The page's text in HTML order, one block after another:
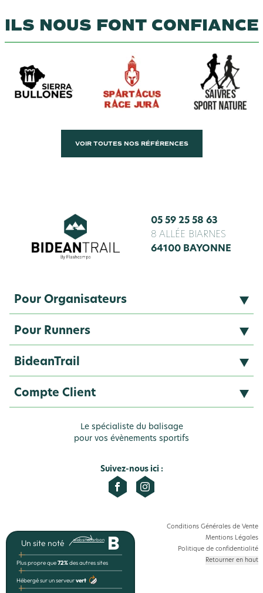
ILS NOUS FONT CONFIANCE
VOIR TOUTES NOS RÉFÉRENCES
05 59 25 58 63
8 ALLÉE BIARNES
64100 BAYONNE
Le spécialiste du balisage
pour vos évènements sportifs
Suivez-nous ici :
Pour Organisateurs
Balisage & piquets
Pour Runners
Homme
Bons plans
BideanTrail
Notre Marque
Compte Client
Connexion / Création
Un site noté websitecarbon B
Plus propre que72%des autres sites
Hébergé sur un serveurvert
Conditions Générales de Vente
Mentions Légales
Politique de confidentialité
Retourner en haut